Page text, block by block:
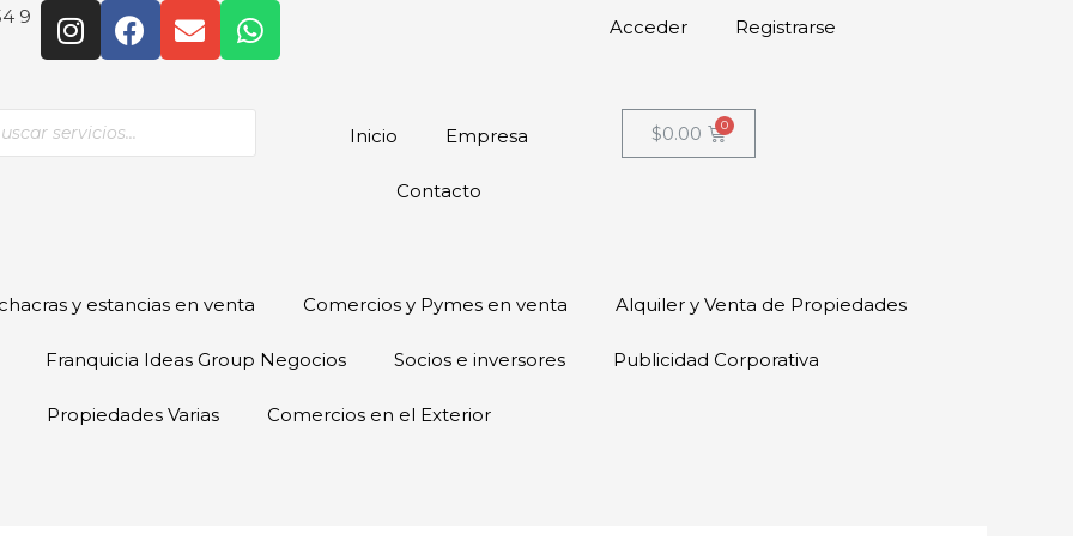
9 Acceder Registrarse
Inicio Empresa
Contacto
$0.00
y estancias en venta Comercios y Pymes en venta Alquiler y Venta de Propiedades
Franquicia Ideas Group Negocios Socios e inversores Publicidad Corporativa
Propiedades Varias Comercios en el Exterior